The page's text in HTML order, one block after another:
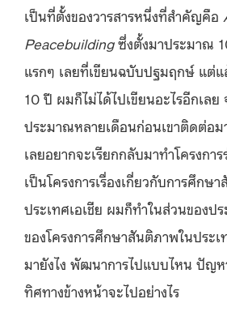
เป็นที่ตั้งของวารสารหนึ่งที่สำคัญคือ
Peacebuildingซึ่งตั้งมาประมาณ
แรกๆ เลยที่เขียนฉบับปฐมฤกษ์ แต่แ
10 ปี ผมก็ไม่ได้ไปเขียนอะไรอีกเลย
ประมาณหลายเดือนก่อนเขาติดต่อ
เลยอยากจะเรียกกลับมาทำโครงกา
เป็นโครงการเรื่องเกี่ยวกับการศึกษ
ประเทศเอเชีย ผมก็ทำในส่วนของป
ของโครงการศึกษาสันติภาพในประ
มายังไง พัฒนาการไปแบบไหน ปัญ
ทิศทางข้างหน้าจะไปอย่างไร